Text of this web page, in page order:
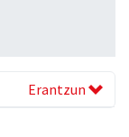
Erantzun